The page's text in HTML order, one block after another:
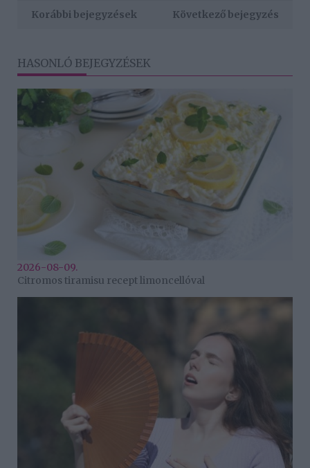
Korábbi bejegyzések Következő bejegyzés
HASONLÓ BEJEGYZÉSEK
2026-08-09.
Citromos tiramisu recept limoncellóval